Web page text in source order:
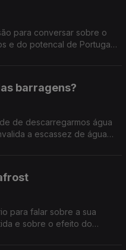
para conversar sobre o
e do potencal de Portugal
barragens?
de descarregarmos água
a escassez de água
para falar sobre a sua
e sobre o efeito do